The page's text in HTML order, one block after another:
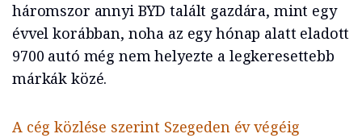
háromszor annyi BYD talált gazdára, mint egy
évvel korábban, noha az egy hónap alatt eladott
9700 autó még nem helyezte a legkeresettebb
márkák közé.
A cég közlése szerint Szegeden év végéig